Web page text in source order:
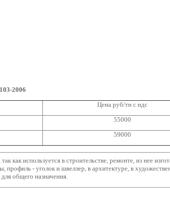
2006
Цена руб/тн с ндс
55000
59000
как используется в строительстве, ремонте, из нее
профиль - уголок и швеллер, в архитектуре, в
общего назначения.